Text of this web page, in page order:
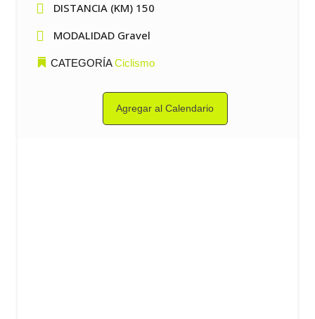
 DISTANCIA (KM) 150
 MODALIDAD Gravel
CATEGORÍACiclismo
Agregar al Calendario